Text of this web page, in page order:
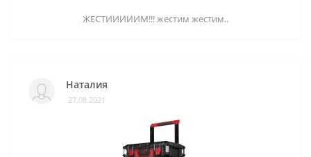
ЖЕСТИИИИИМ!!! жестим жестим..
Наталия
27.08.2021